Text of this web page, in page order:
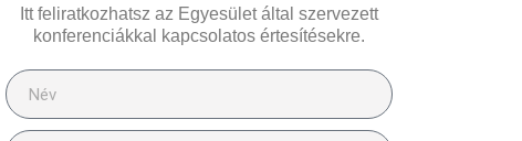
Itt feliratkozhatsz az Egyesület által szervezett
konferenciákkal kapcsolatos értesítésekre.